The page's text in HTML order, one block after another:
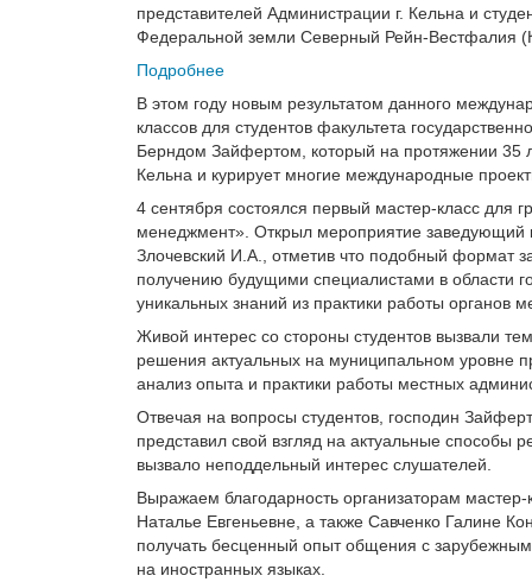
представителей Администрации г. Кельна и
Федеральной земли Северный Рейн-Вестфалия
Подробнее
В этом году новым результатом данного
классов для студентов факультета
Берндом Зайфертом, который на протяжении 35
Кельна и курирует многие международные
4 сентября состоялся первый мастер-класс для
менеджмент». Открыл мероприятие заведующий
Злочевский И.А., отметив что подобный формат
получению будущими специалистами в области
уникальных знаний из практики работы органов
Живой интерес со стороны студентов вызвали
решения актуальных на муниципальном уровне
анализ опыта и практики работы местных
Отвечая на вопросы студентов, господин
представил свой взгляд на актуальные способы
вызвало неподдельный интерес слушателей.
Выражаем благодарность организаторам
Наталье Евгеньевне, а также Савченко Галине
получать бесценный опыт общения с
на иностранных языках.